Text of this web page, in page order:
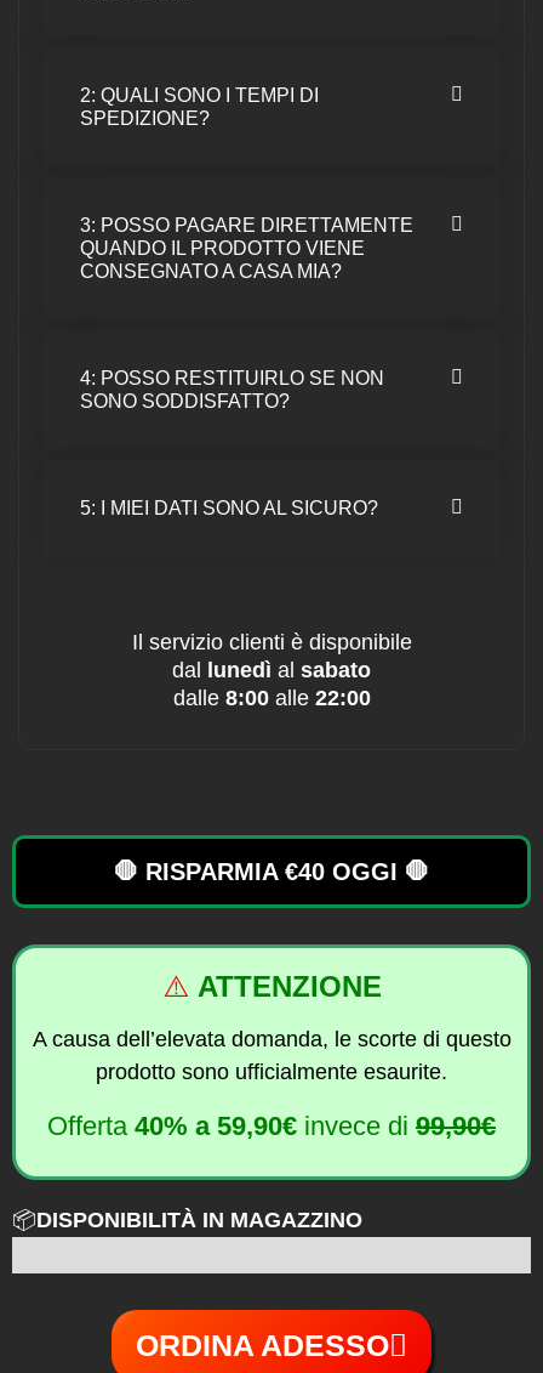
2: QUALI SONO I TEMPI DI
SPEDIZIONE?
3: POSSO PAGARE DIRETTAMENTE
QUANDO IL PRODOTTO VIENE
CONSEGNATO A CASA MIA?
4: POSSO RESTITUIRLO SE NON
SONO SODDISFATTO?
5: I MIEI DATI SONO AL SICURO?
Il servizio clienti è disponibile
dal lunedì al sabato
dalle 8:00alle 22:00
🛑 RISPARMIA €40 OGGI 🛑
⚠️ ATTENZIONE
A causa dell’elevata domanda, le scorte di questo
prodotto sono ufficialmente esaurite.
Offerta 40% a 59,90€ invece di 99,90€
📦DISPONIBILITÀ IN MAGAZZINO
ORDINA ADESSO